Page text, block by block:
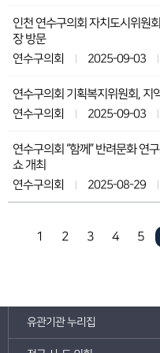
인천 연수구의회 자치도시위원
장 방문
연수구의회
2025-09-03
연수구의회 기획복지위원회, 지
연수구의회
2025-09-03
연수구의회 “함께” 반려문화 연
쇼 개최
연수구의회
2025-08-29
1 2 3 4 5
유관기관 누리집